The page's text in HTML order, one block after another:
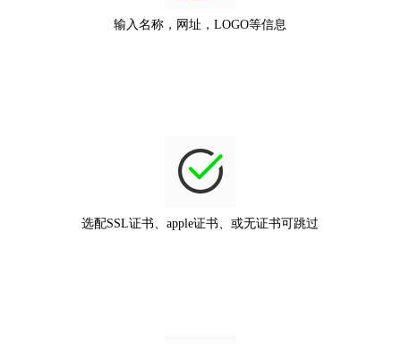
输入名称，网址，LOGO等信息
选配SSL证书、apple证书、或无证书可跳过